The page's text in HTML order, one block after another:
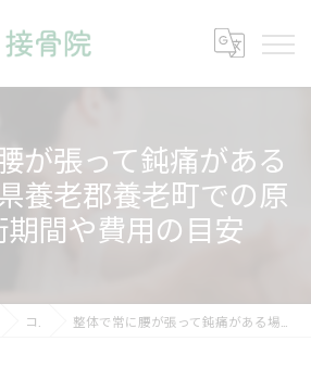
が張って鈍痛がある
養老郡養老町での原
間や費用の目安
コラム 整体で常に腰が張って鈍痛がある場合の岐阜県養老郡養老町での原因と施術期間や費用の目安